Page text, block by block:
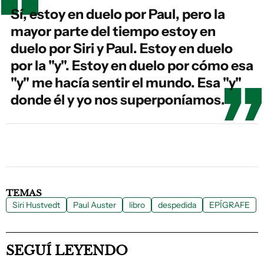
Sí, estoy en duelo por Paul, pero la
mayor parte del tiempo estoy en
duelo por Siri y Paul. Estoy en duelo
por la "y". Estoy en duelo por cómo esa
"y" me hacía sentir el mundo. Esa "y"
donde él y yo nos superponíamos.
TEMAS
Siri Hustvedt Paul Auster libro despedida EPÍGRAFE
SEGUÍ LEYENDO